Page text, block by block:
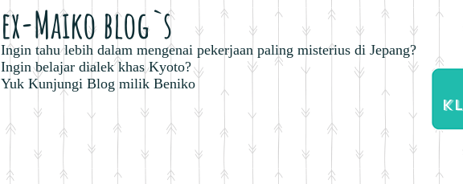
ex-Maiko blog`s
Ingin tahu lebih dalam mengenai pekerjaan paling misterius di Jepang?
Ingin belajar dialek khas Kyoto?
Yuk Kunjungi Blog milik Beniko